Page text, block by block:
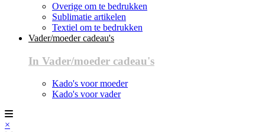
Overige om te bedrukken
Sublimatie artikelen
Textiel om te bedrukken
Vader/moeder cadeau's
In Vader/moeder cadeau's
Kado's voor moeder
Kado's voor vader
×